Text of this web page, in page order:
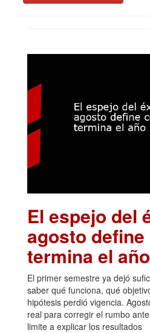
El espejo del
agosto
termina el año
El primer semestre ya dejó
saber qué funciona, qué
hipótesis perdió vigencia.
real para corregir el rumbo
limite a explicar los resultados